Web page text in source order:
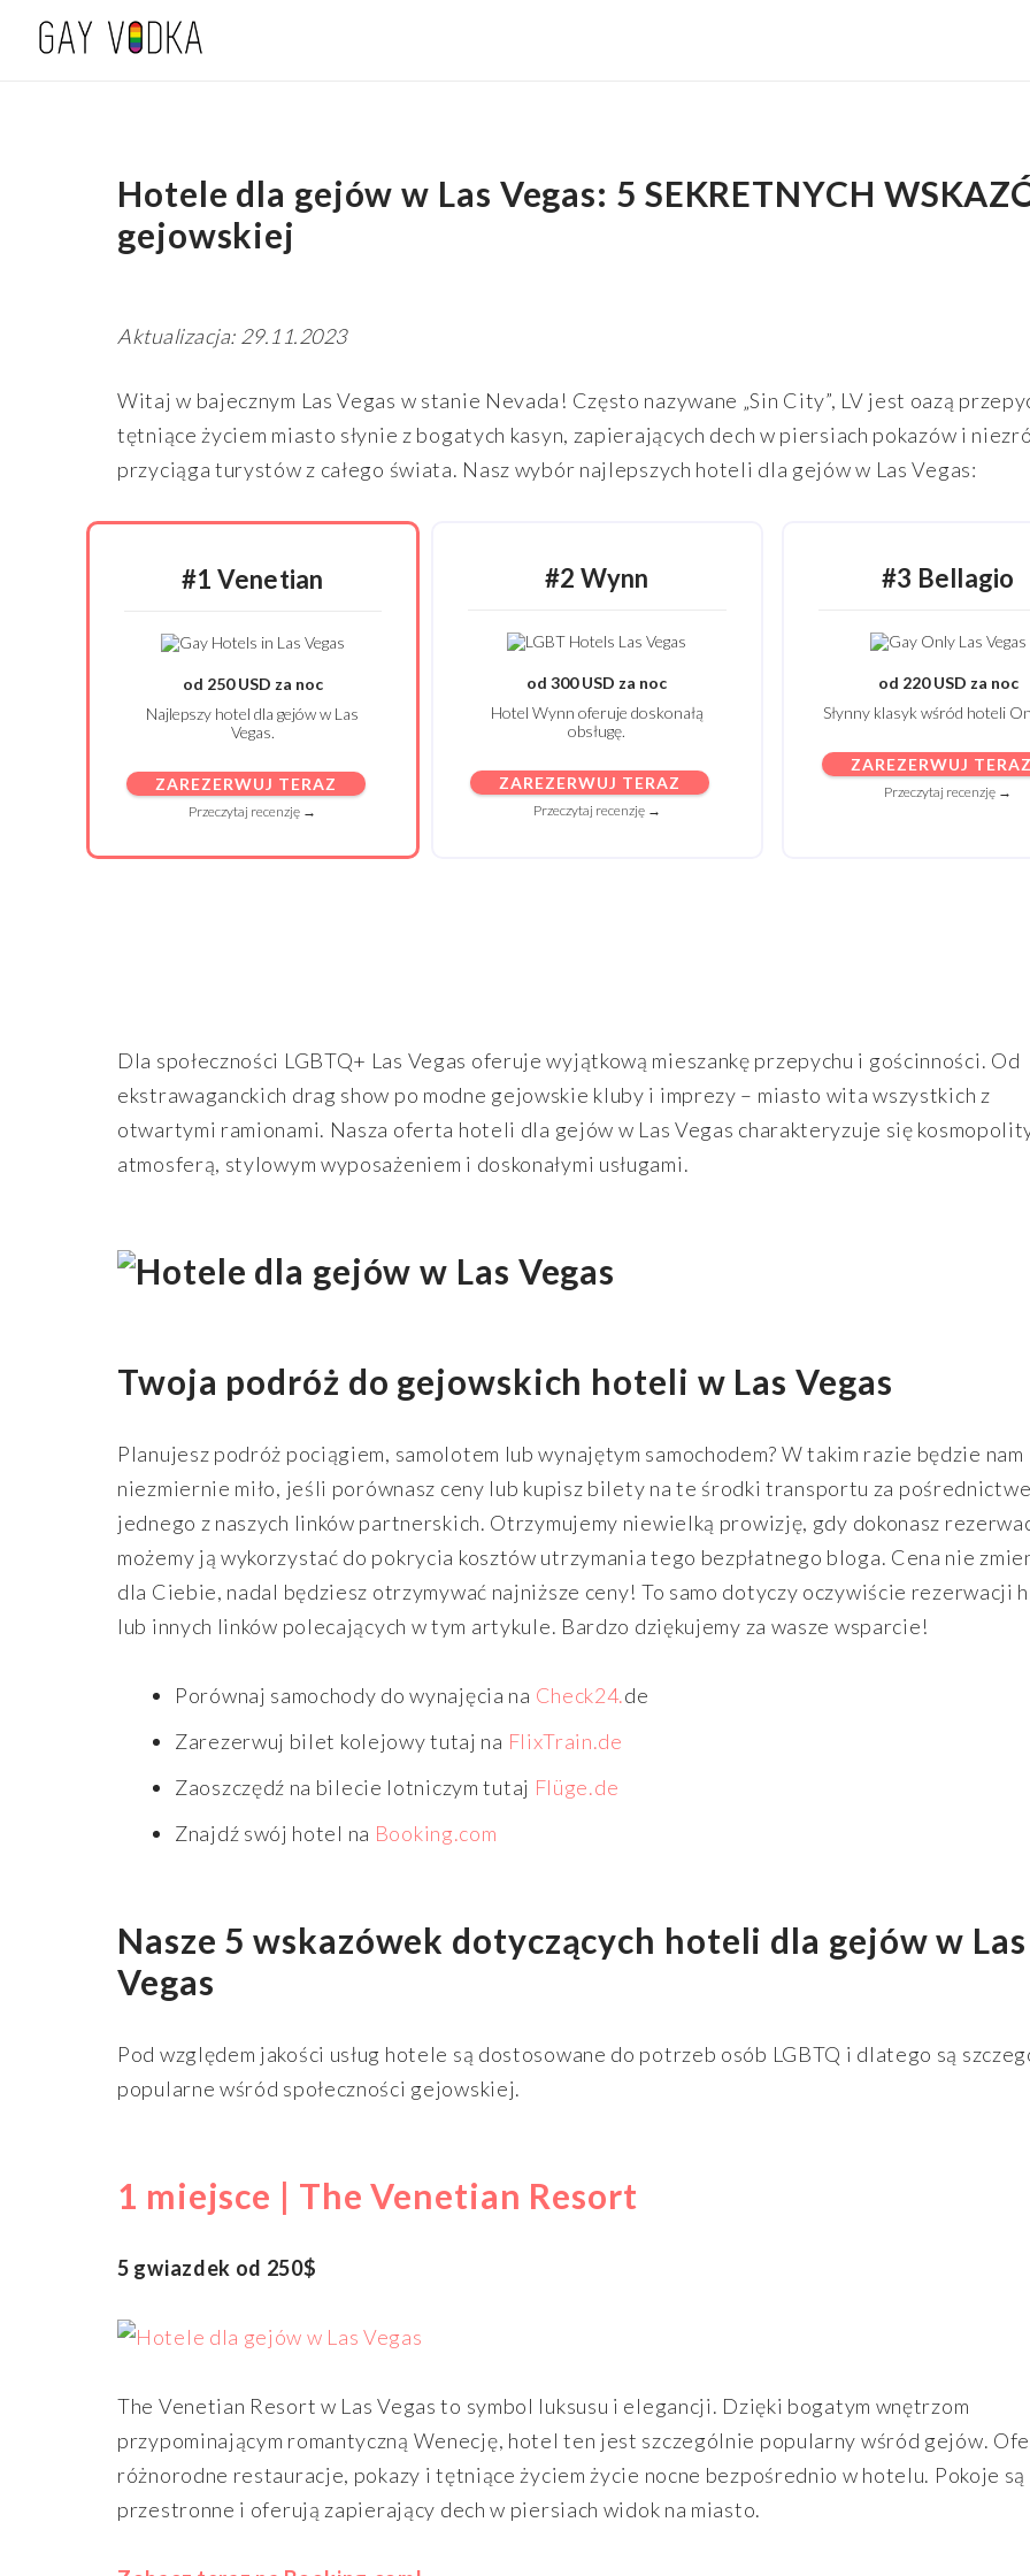
Hotele dla gejów w Las Vegas: 5 SEKRETNYCH
gejowskiej
Aktualizacja: 29.11.2023
Witaj w bajecznym Las Vegas w stanie Nevada! Często nazywane „Sin City”, LV jest oazą
tętniące życiem miasto słynie z bogatych kasyn, zapierających dech w piersiach pokazów i
przyciąga turystów z całego świata. Nasz wybór najlepszych hoteli dla gejów w Las Vegas:
#1 Venetian
od 250 USD za noc
Najlepszy hotel dla gejów w Las
Vegas.
ZAREZERWUJ TERAZ
Przeczytaj recenzję →
#2 Wynn
od 300 USD za noc
Hotel Wynn oferuje doskonałą
obsługę.
ZAREZERWUJ TERAZ
Przeczytaj recenzję →
#3 Bellagio
od 220 USD za noc
Słynny klasyk wśród hoteli
ZAREZERWUJ
Przeczytaj recenzję →
Dla społeczności LGBTQ+ Las Vegas oferuje wyjątkową mieszankę przepychu i gościnności. Od
ekstrawaganckich drag show po modne gejowskie kluby i imprezy – miasto wita wszystkich z
otwartymi ramionami. Nasza oferta hoteli dla gejów w Las Vegas charakteryzuje się
atmosferą, stylowym wyposażeniem i doskonałymi usługami.
Twoja podróż do gejowskich hoteli w Las Vegas
Planujesz podróż pociągiem, samolotem lub wynajętym samochodem? W takim razie będzie nam
niezmiernie miło, jeśli porównasz ceny lub kupisz bilety na te środki transportu za
jednego z naszych linków partnerskich. Otrzymujemy niewielką prowizję, gdy dokonasz
możemy ją wykorzystać do pokrycia kosztów utrzymania tego bezpłatnego bloga. Cena nie
dla Ciebie, nadal będziesz otrzymywać najniższe ceny! To samo dotyczy oczywiście rezerwacji
lub innych linków polecających w tym artykule. Bardzo dziękujemy za wasze wsparcie!
Porównaj samochody do wynajęcia na Check24.de
Zarezerwuj bilet kolejowy tutaj na FlixTrain.de
Zaoszczędź na bilecie lotniczym tutaj Flüge.de
Znajdź swój hotel na Booking.com
Nasze 5 wskazówek dotyczących hoteli dla gejów w Las
Vegas
Pod względem jakości usług hotele są dostosowane do potrzeb osób LGBTQ i dlatego są
popularne wśród społeczności gejowskiej.
1 miejsce | The Venetian Resort
5 gwiazdek od 250$
The Venetian Resort w Las Vegas to symbol luksusu i elegancji. Dzięki bogatym wnętrzom
przypominającym romantyczną Wenecję, hotel ten jest szczególnie popularny wśród gejów.
różnorodne restauracje, pokazy i tętniące życiem życie nocne bezpośrednio w hotelu. Pokoje są
przestronne i oferują zapierający dech w piersiach widok na miasto.